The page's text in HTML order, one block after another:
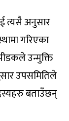
त्यसै अनुसार
गरिएका
उन्मुक्ति
उपसमितिले
बताउँछन्